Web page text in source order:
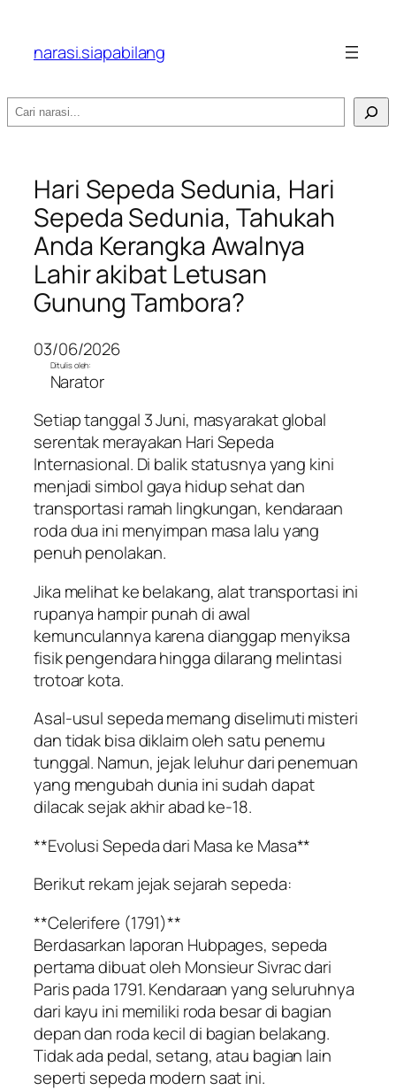
narasi.siapabilang
Search
Hari Sepeda Sedunia, Hari
Sepeda Sedunia, Tahukah
Anda Kerangka Awalnya
Lahir akibat Letusan
Gunung Tambora?
03/06/2026
Ditulis oleh:
Narator
Setiap tanggal 3 Juni, masyarakat global
serentak merayakan Hari Sepeda
Internasional. Di balik statusnya yang kini
menjadi simbol gaya hidup sehat dan
transportasi ramah lingkungan, kendaraan
roda dua ini menyimpan masa lalu yang
penuh penolakan.
Jika melihat ke belakang, alat transportasi ini
rupanya hampir punah di awal
kemunculannya karena dianggap menyiksa
fisik pengendara hingga dilarang melintasi
trotoar kota.
Asal-usul sepeda memang diselimuti misteri
dan tidak bisa diklaim oleh satu penemu
tunggal. Namun, jejak leluhur dari penemuan
yang mengubah dunia ini sudah dapat
dilacak sejak akhir abad ke-18.
**Evolusi Sepeda dari Masa ke Masa**
Berikut rekam jejak sejarah sepeda:
**Celerifere (1791)**
Berdasarkan laporan Hubpages, sepeda
pertama dibuat oleh Monsieur Sivrac dari
Paris pada 1791. Kendaraan yang seluruhnya
dari kayu ini memiliki roda besar di bagian
depan dan roda kecil di bagian belakang.
Tidak ada pedal, setang, atau bagian lain
seperti sepeda modern saat ini.